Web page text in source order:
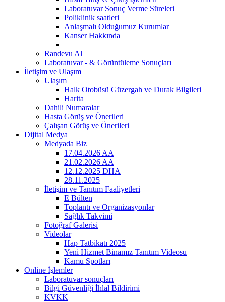
Laboratuvar Sonuç Verme Süreleri
Poliklinik saatleri
Anlaşmalı Olduğumuz Kurumlar
Kanser Hakkında
Randevu Al
Laboratuvar - & Görüntüleme Sonuçları
İletişim ve Ulaşım
Ulaşım
Halk Otobüsü Güzergah ve Durak Bilgileri
Harita
Dahili Numaralar
Hasta Görüş ve Önerileri
Çalışan Görüş ve Önerileri
Dijital Medya
Medyada Biz
17.04.2026 AA
21.02.2026 AA
12.12.2025 DHA
28.11.2025
İletişim ve Tanıtım Faaliyetleri
E Bülten
Toplantı ve Organizasyonlar
Sağlık Takvimi
Fotoğraf Galerisi
Videolar
Hap Tatbikatı 2025
Yeni Hizmet Binamız Tanıtım Videosu
Kamu Spotları
Online İşlemler
Laboratuvar sonuçları
Bilgi Güvenliği İhlal Bildirimi
KVKK